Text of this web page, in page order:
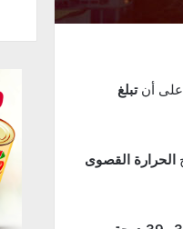
على أنتبلغ
الحرارة القصوى